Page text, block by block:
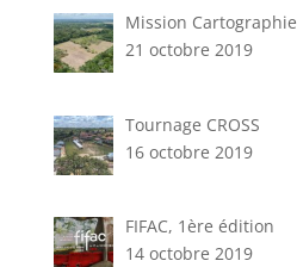
Mission Cartographie
21 octobre 2019
Tournage CROSS
16 octobre 2019
FIFAC, 1ère édition
14 octobre 2019